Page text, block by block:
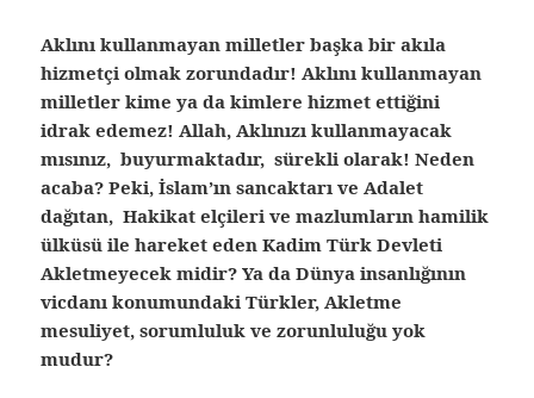
Aklını kullanmayan milletler başka bir akıla
hizmetçi olmak zorundadır! Aklını kullanmayan
milletler kime ya da kimlere hizmet ettiğini
idrak edemez! Allah, Aklınızı kullanmayacak
mısınız, buyurmaktadır, sürekli olarak! Neden
acaba? Peki, İslam’ın sancaktarı ve Adalet
dağıtan, Hakikat elçileri ve mazlumların hamilik
ülküsü ile hareket eden Kadim Türk Devleti
Akletmeyecek midir? Ya da Dünya insanlığının
vicdanı konumundaki Türkler, Akletme
mesuliyet, sorumluluk ve zorunluluğu yok
mudur?